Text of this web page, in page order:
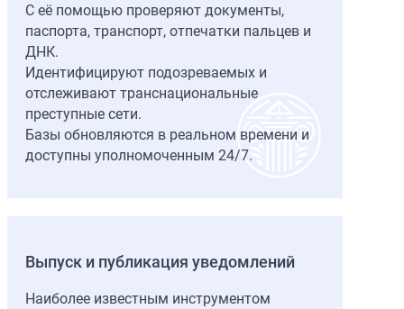
С её помощью проверяют документы,
паспорта, транспорт, отпечатки пальцев и
ДНК.
Идентифицируют подозреваемых и
отслеживают транснациональные
преступные сети.
Базы обновляются в реальном времени и
доступны уполномоченным 24/7.
Выпуск и публикация уведомлений
Наиболее известным инструментом